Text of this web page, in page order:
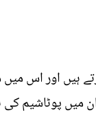
ہیں اور اس
میں پوٹاشیم